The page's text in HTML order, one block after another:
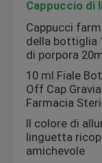
Casa
Prodotti
Circa noi
Giro della
Cappuccio di
Cappucci
della bottiglia
di porpora
10 ml Fiale
Off Cap
Farmacia
Il colore di
linguetta
amichevole